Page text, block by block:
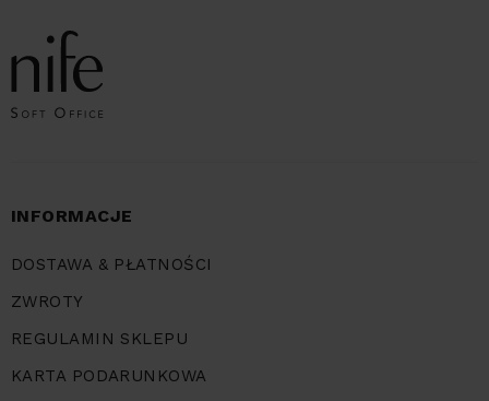
INFORMACJE
DOSTAWA & PŁATNOŚCI
ZWROTY
REGULAMIN SKLEPU
KARTA PODARUNKOWA